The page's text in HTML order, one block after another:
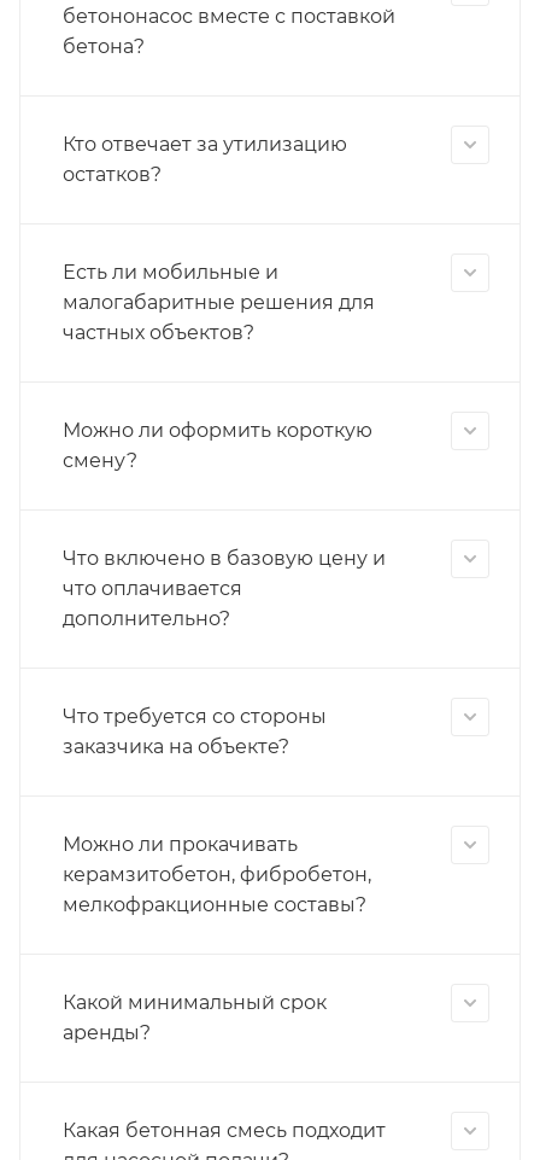
бетононасос вместе с поставкой
бетона?
Кто отвечает за утилизацию
остатков?
Есть ли мобильные и
малогабаритные решения для
частных объектов?
Можно ли оформить короткую
смену?
Что включено в базовую цену и
что оплачивается
дополнительно?
Что требуется со стороны
заказчика на объекте?
Можно ли прокачивать
керамзитобетон, фибробетон,
мелкофракционные составы?
Какой минимальный срок
аренды?
Какая бетонная смесь подходит